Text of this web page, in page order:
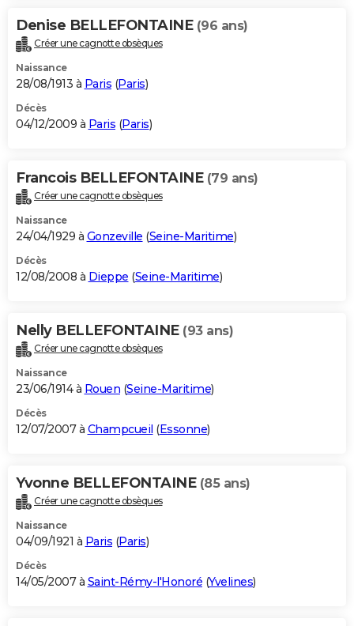
Denise BELLEFONTAINE (96 ans)
Créer une cagnotte obsèques
Naissance
28/08/1913 à Paris (Paris)
Décès
04/12/2009 à Paris (Paris)
Francois BELLEFONTAINE (79 ans)
Créer une cagnotte obsèques
Naissance
24/04/1929 à Gonzeville (Seine-Maritime)
Décès
12/08/2008 à Dieppe (Seine-Maritime)
Nelly BELLEFONTAINE (93 ans)
Créer une cagnotte obsèques
Naissance
23/06/1914 à Rouen (Seine-Maritime)
Décès
12/07/2007 à Champcueil (Essonne)
Yvonne BELLEFONTAINE (85 ans)
Créer une cagnotte obsèques
Naissance
04/09/1921 à Paris (Paris)
Décès
14/05/2007 à Saint-Rémy-l'Honoré (Yvelines)